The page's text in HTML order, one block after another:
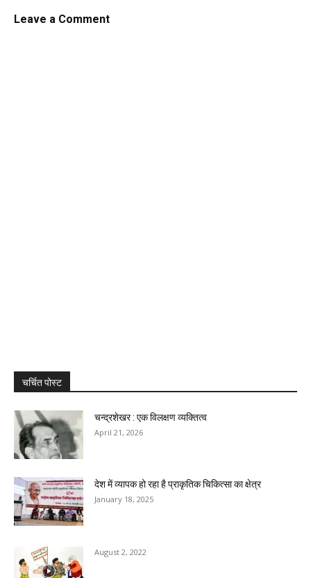
Leave a Comment
चर्चित पोस्ट
चन्द्रशेखर : एक विलक्षण व्यक्तित्व
April 21, 2026
देश में व्यापक हो रहा है प्राकृतिक चिकित्सा का क्षेत्र
January 18, 2025
August 2, 2022